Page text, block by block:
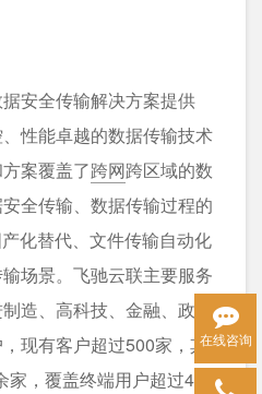
安全传输解决方案提供
性能卓越的数据传输技术
案覆盖了跨网跨区域的数
全传输、数据传输过程的
化替代、文件传输自动化
场景。飞驰云联主要服务
造、高科技、金融、政府
现有客户超过500家，其
，覆盖终端用户超过40
在线咨询